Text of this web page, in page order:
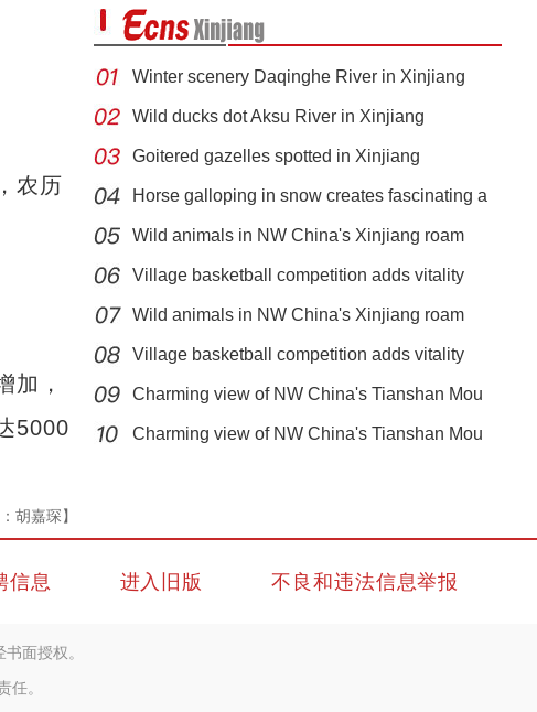
农历
加，
5000
胡嘉琛】
新疆库车市：“村晚”迎新春 年味扑面来
Winter scenery Daqinghe River in Xinjiang
Wild ducks dot Aksu River in Xinjiang
Goitered gazelles spotted in Xinjiang
Horse galloping in snow creates fascinating a
Wild animals in NW China's Xinjiang roam
Village basketball competition adds vitality
Wild animals in NW China's Xinjiang roam
Village basketball competition adds vitality
Charming view of NW China's Tianshan Mou
Charming view of NW China's Tianshan Mou
信息 进入旧版 不良和违法信息举报
面授权。
任。